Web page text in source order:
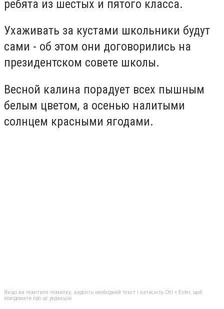
ребята из шестых и пятого класса.
Ухаживать за кустами школьники будут
сами - об этом они договорились на
президентском совете школы.
Весной калина порадует всех пышным
белым цветом, а осенью налитыми
солнцем красными ягодами.
Якщо ви помітили помилку, виділіть необхідний текст і натисніть Ctrl + Enter, щоб
повідомити про це редакцію